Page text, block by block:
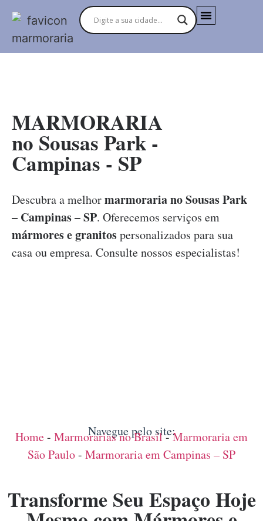
MARMORARIA
no Sousas Park -
Campinas - SP
Descubra a melhormarmoraria no Sousas Park
– Campinas – SP. Oferecemos serviços em
mármores e granitospersonalizados para sua
casa ou empresa. Consulte nossos especialistas!
Navegue pelo site:
Home- Marmorarias no Brasil-Marmoraria em
São Paulo- Marmoraria em Campinas – SP
Transforme Seu Espaço Hoje